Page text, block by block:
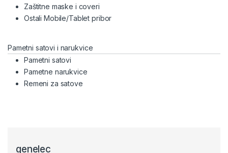
Zaštitne maske i coveri
Ostali Mobile/Tablet pribor
Pametni satovi i narukvice
Pametni satovi
Pametne narukvice
Remeni za satove
genelec